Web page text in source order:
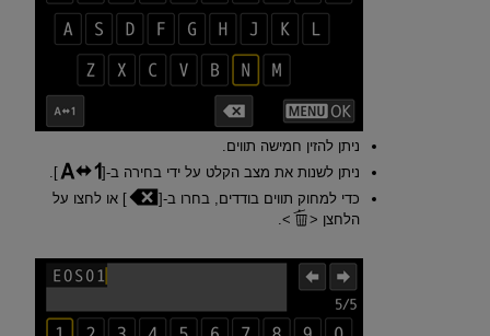
ניתן להזין חמישה תווים.
ניתן לשנות את מצב הקלט על ידי בחירה ב-[
].
כדי למחוק תווים בודדים, בחרו ב-[
] או לחצו על
הלחצן
.